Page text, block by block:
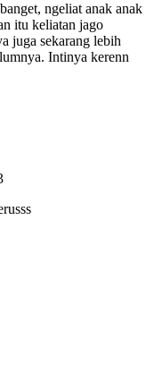
ngeliat anak anak
itu keliatan jago
juga sekarang lebih
Intinya kerenn